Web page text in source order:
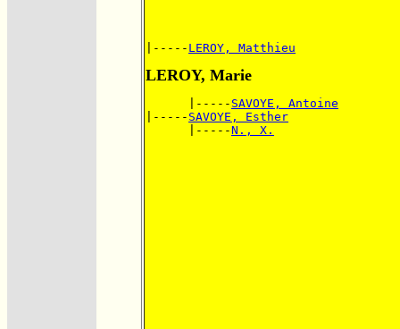
|----- LEROY, Matthieu
LEROY, Marie
      |-----
SAVOYE, Antoine
|----- SAVOYE, Esther
      |-----
N., X.